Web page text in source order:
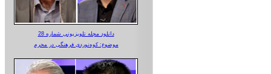
دانلود مجله تلویزیونی شماره 28
موضوع: کوه‌نوردی فرهنگی در محرم